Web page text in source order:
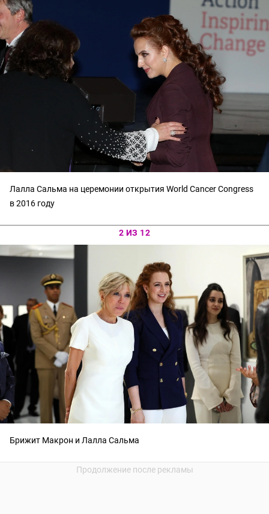
Лалла Сальма на церемонии открытия World Cancer Congress
в 2016 году
2 ИЗ 12
Брижит Макрон и Лалла Сальма